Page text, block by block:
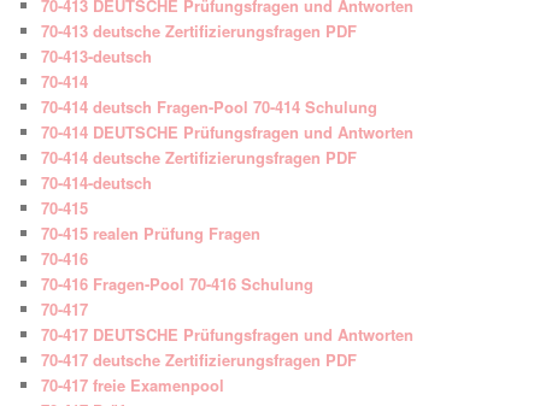
70-413 DEUTSCHE Prüfungsfragen und Antworten
70-413 deutsche Zertifizierungsfragen PDF
70-413-deutsch
70-414
70-414 deutsch Fragen-Pool 70-414 Schulung
70-414 DEUTSCHE Prüfungsfragen und Antworten
70-414 deutsche Zertifizierungsfragen PDF
70-414-deutsch
70-415
70-415 realen Prüfung Fragen
70-416
70-416 Fragen-Pool 70-416 Schulung
70-417
70-417 DEUTSCHE Prüfungsfragen und Antworten
70-417 deutsche Zertifizierungsfragen PDF
70-417 freie Examenpool